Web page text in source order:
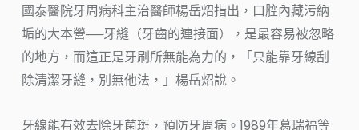
國泰醫院牙周病科主治醫師楊岳炤指出，口腔內藏污納
垢的大本營──牙縫（牙齒的連接面），是最容易被忽略
的地方，而這正是牙刷所無能為力的，「只能靠牙線刮
除清潔牙縫，別無他法，」楊岳炤說。
牙線能有效去除牙菌斑，預防牙周病。1989年葛瑞福等